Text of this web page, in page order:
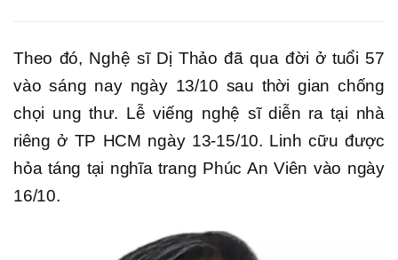
Theo đó, Nghệ sĩ Dị Thảo đã qua đời ở tuổi 57
vào sáng nay ngày 13/10 sau thời gian chống
chọi ung thư. Lễ viếng nghệ sĩ diễn ra tại nhà
riêng ở TP HCM ngày 13-15/10. Linh cữu được
hỏa táng tại nghĩa trang Phúc An Viên vào ngày
16/10.